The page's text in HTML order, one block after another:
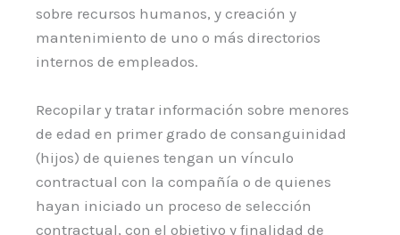
sobre recursos humanos, y creación y
mantenimiento de uno o más directorios
internos de empleados.
Recopilar y tratar información sobre menores
de edad en primer grado de consanguinidad
(hijos) de quienes tengan un vínculo
contractual con la compañía o de quienes
hayan iniciado un proceso de selección
contractual, con el objetivo y finalidad de